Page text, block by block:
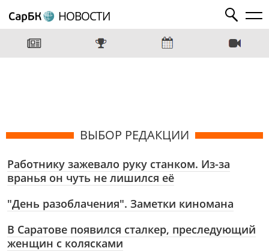
НОВОСТИ
ВЫБОР РЕДАКЦИИ
Работнику зажевало руку станком. Из-за
вранья он чуть не лишился её
"День разоблачения". Заметки киномана
В Саратове появился сталкер, преследующий
женщин с колясками